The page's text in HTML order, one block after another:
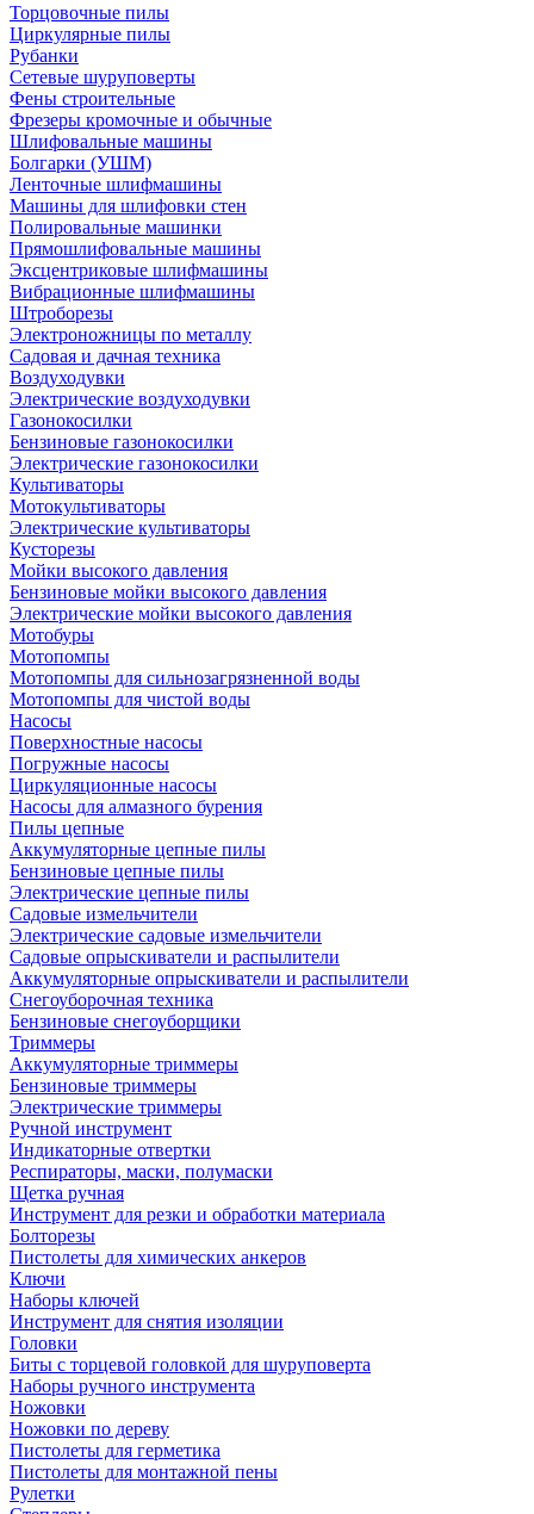
Торцовочные пилы
Циркулярные пилы
Рубанки
Сетевые шуруповерты
Фены строительные
Фрезеры кромочные и обычные
Шлифовальные машины
Болгарки (УШМ)
Ленточные шлифмашины
Машины для шлифовки стен
Полировальные машинки
Прямошлифовальные машины
Эксцентриковые шлифмашины
Вибрационные шлифмашины
Штроборезы
Электроножницы по металлу
Садовая и дачная техника
Воздуходувки
Электрические воздуходувки
Газонокосилки
Бензиновые газонокосилки
Электрические газонокосилки
Культиваторы
Мотокультиваторы
Электрические культиваторы
Кусторезы
Мойки высокого давления
Бензиновые мойки высокого давления
Электрические мойки высокого давления
Мотобуры
Мотопомпы
Мотопомпы для сильнозагрязненной воды
Мотопомпы для чистой воды
Насосы
Поверхностные насосы
Погружные насосы
Циркуляционные насосы
Насосы для алмазного бурения
Пилы цепные
Аккумуляторные цепные пилы
Бензиновые цепные пилы
Электрические цепные пилы
Садовые измельчители
Электрические садовые измельчители
Садовые опрыскиватели и распылители
Аккумуляторные опрыскиватели и распылители
Снегоуборочная техника
Бензиновые снегоуборщики
Триммеры
Аккумуляторные триммеры
Бензиновые триммеры
Электрические триммеры
Ручной инструмент
Индикаторные отвертки
Респираторы, маски, полумаски
Щетка ручная
Инструмент для резки и обработки материала
Болторезы
Пистолеты для химических анкеров
Ключи
Наборы ключей
Инструмент для снятия изоляции
Головки
Биты с торцевой головкой для шуруповерта
Наборы ручного инструмента
Ножовки
Ножовки по дереву
Пистолеты для герметика
Пистолеты для монтажной пены
Рулетки